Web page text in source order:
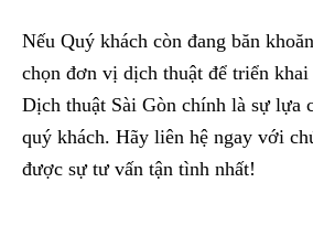
Nếu Quý khách còn đang băn
chọn đơn vị dịch thuật để triển
Dịch thuật Sài Gòn chính là sự lựa
quý khách. Hãy liên hệ ngay với
được sự tư vấn tận tình nhất!